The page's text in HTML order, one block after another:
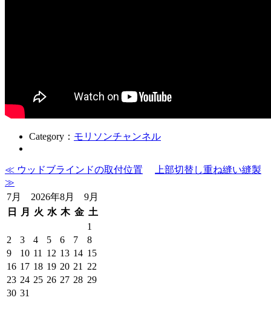
Category： モリソンチャンネル
≪ ウッドブラインドの取付位置
上部切替し重ね縫い縫製
≫
7月 2026年8月 9月
日
月 火 水 木 金 土
1
2
3 4 5 6 7
8
9
10 11 12 13 14 15
16 17 18 19 20 21
22
23 24 25 26 27 28 29
30 31